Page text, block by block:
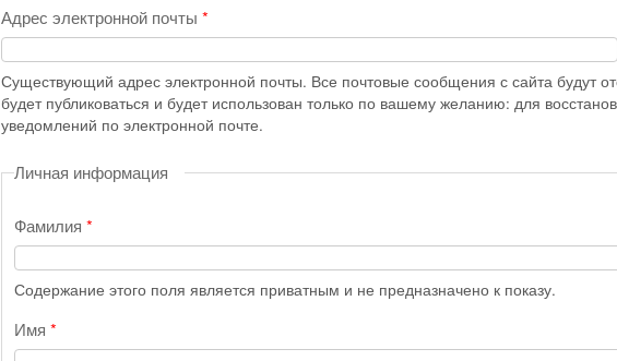
Адрес электронной почты *
Существующий адрес электронной почты. Все почтовые сообщения с сайта будут
будет публиковаться и будет использован только по вашему желанию: для
уведомлений по электронной почте.
Личная информация
Фамилия*
Содержание этого поля является приватным и не предназначено к показу.
Имя*